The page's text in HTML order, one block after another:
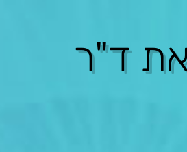
ד"ר